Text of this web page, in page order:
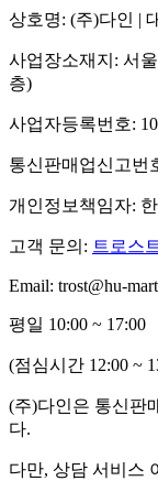
상호명: (주)다인 |
사업장소재지: 서
층)
사업자등록번호:
통신판매업신고번
개인정보책임자:
고객 문의: 트로스
Email: trost@hu-
평일 10:00 ~ 17:00
(점심시간 12:00 ~
(주)다인은 통신판
다.
다만, 상담 서비스